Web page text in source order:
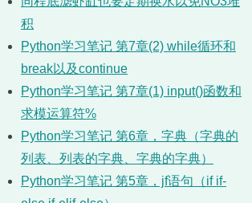
积
Python学习笔记 第7章(2) while循环和
break以及continue
Python学习笔记 第7章(1) input()函数和
求模运算符%
Python学习笔记 第6章，字典（字典的
列表、列表的字典、字典的字典）
Python学习笔记 第5章，jf语句（if if-